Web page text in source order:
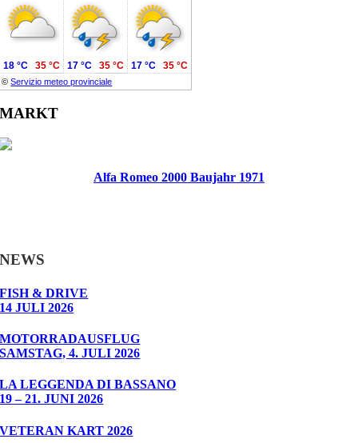
©Servizio meteo provinciale
18 °C 35 °C 17 °C 35 °C 17 °C 35 °C
MARKT
Alfa Romeo 2000 Baujahr 1971
NEWS
FISH & DRIVE
14 JULI 2026
MOTORRADAUSFLUG
SAMSTAG, 4. JULI 2026
LA LEGGENDA DI BASSANO
19 – 21. JUNI 2026
VETERAN KART 2026